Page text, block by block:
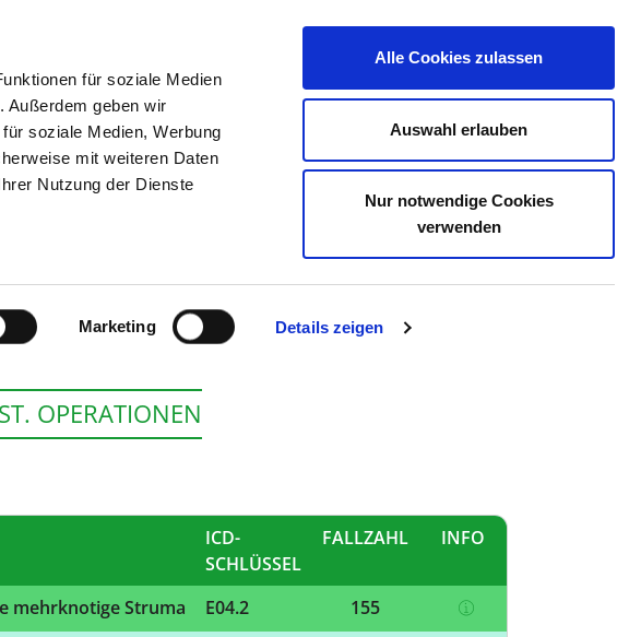
für soziale Medien
Außerdem geben wir
soziale Medien, Werbung
mit weiteren Daten
Nutzung der Dienste
Marketing Details zeigen
Alle Cookies zulassen
Auswahl erlauben
Nur notwendige Cookies
verwenden
TIPPS & HILFE STELLENBÖRSE KONTAKT
OPERATIONEN
ICD-
SCHLÜSSEL
FALLZAHL INFO
mehrknotige Struma E04.2
155